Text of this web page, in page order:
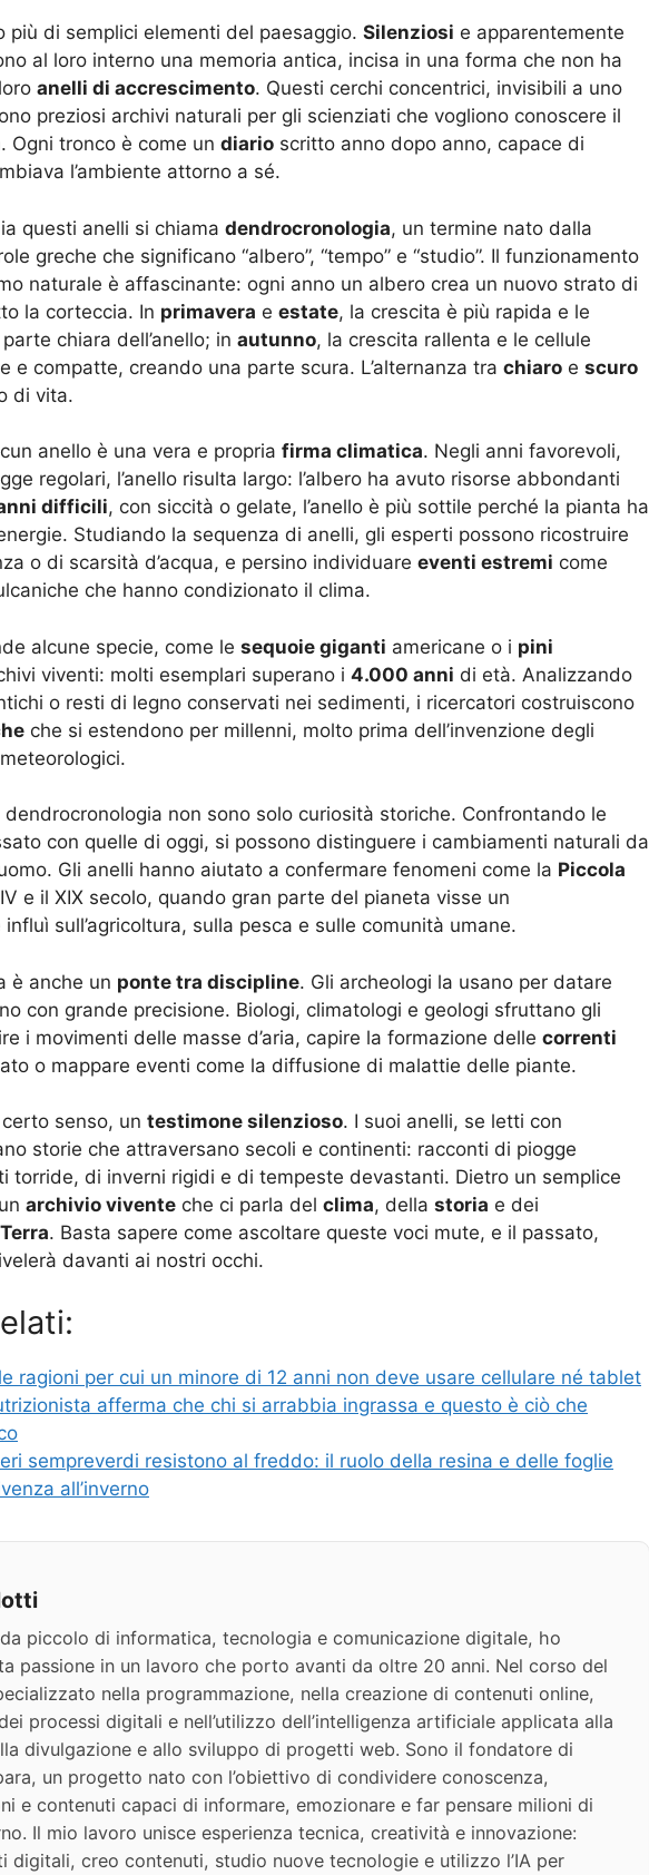
più di semplici elementi del paesaggio. Silenziosi e apparentemente
al loro interno una memoria antica, incisa in una forma che non ha
anelli di accrescimento. Questi cerchi concentrici, invisibili a uno
preziosi archivi naturali per gli scienziati che vogliono conoscere il
. Ogni tronco è come un diario scritto anno dopo anno, capace di
l’ambiente attorno a sé.
questi anelli si chiama dendrocronologia, un termine nato dalla
greche che significano “albero”, “tempo” e “studio”. Il funzionamento
naturale è affascinante: ogni anno un albero crea un nuovo strato di
la corteccia. In primavera e estate, la crescita è più rapida e le
chiara dell’anello; in autunno, la crescita rallenta e le cellule
e compatte, creando una parte scura. L’alternanza tra chiaro e scuro
di vita.
anello è una vera e propria firma climatica. Negli anni favorevoli,
regolari, l’anello risulta largo: l’albero ha avuto risorse abbondanti
difficili, con siccità o gelate, l’anello è più sottile perché la pianta ha
Studiando la sequenza di anelli, gli esperti possono ricostruire
o di scarsità d’acqua, e persino individuare eventi estremi come
che hanno condizionato il clima.
alcune specie, come le sequoie giganti americane o i pini
viventi: molti esemplari superano i 4.000 anni di età. Analizzando
o resti di legno conservati nei sedimenti, i ricercatori costruiscono
che si estendono per millenni, molto prima dell’invenzione degli
non sono solo curiosità storiche. Confrontando le
con quelle di oggi, si possono distinguere i cambiamenti naturali da
Gli anelli hanno aiutato a confermare fenomeni come la Piccola
e il XIX secolo, quando gran parte del pianeta visse un
sull’agricoltura, sulla pesca e sulle comunità umane.
è anche un ponte tra discipline. Gli archeologi la usano per datare
con grande precisione. Biologi, climatologi e geologi sfruttano gli
i movimenti delle masse d’aria, capire la formazione delle correnti
o mappare eventi come la diffusione di malattie delle piante.
senso, un testimone silenzioso. I suoi anelli, se letti con
storie che attraversano secoli e continenti: racconti di piogge
torride, di inverni rigidi e di tempeste devastanti. Dietro un semplice
archivio vivente che ci parla del clima, della storia e dei
. Basta sapere come ascoltare queste voci mute, e il passato,
davanti ai nostri occhi.
ragioni per cui un minore di 12 anni non deve usare cellulare né tablet
afferma che chi si arrabbia ingrassa e questo è ciò che
sempreverdi resistono al freddo: il ruolo della resina e delle foglie
all’inverno
piccolo di informatica, tecnologia e comunicazione digitale, ho
passione in un lavoro che porto avanti da oltre 20 anni. Nel corso del
nella programmazione, nella creazione di contenuti online,
processi digitali e nell’utilizzo dell’intelligenza artificiale applicata alla
divulgazione e allo sviluppo di progetti web. Sono il fondatore di
un progetto nato con l’obiettivo di condividere conoscenza,
e contenuti capaci di informare, emozionare e far pensare milioni di
Il mio lavoro unisce esperienza tecnica, creatività e innovazione:
digitali, creo contenuti, studio nuove tecnologie e utilizzo l’IA per